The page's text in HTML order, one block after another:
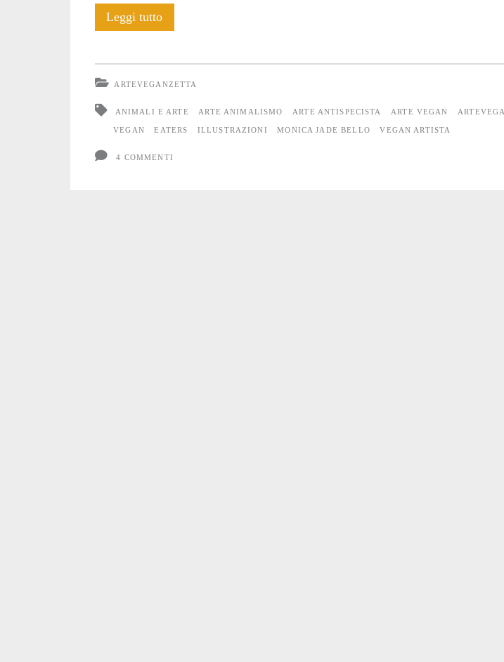
Leggi tuttoJade
ARTEVEGANZETTA
ANIMALI E ARTE ARTE ANIMALISMO ARTE ANTISPECISTA ARTE VEGAN
VEGAN EATERS ILLUSTRAZIONI MONICA JADE BELLO VEGAN ARTISTA
4 COMMENTI